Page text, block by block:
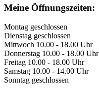
Meine Öffnungszeiten:
Montag geschlossen
Dienstag geschlossen
Mittwoch 10.00 - 18.00 Uhr
Donnerstag 10.00 - 18.00 Uhr
Freitag 10.00 - 18.00 Uhr
Samstag 10.00 - 14.00 Uhr
Sonntag geschlossen